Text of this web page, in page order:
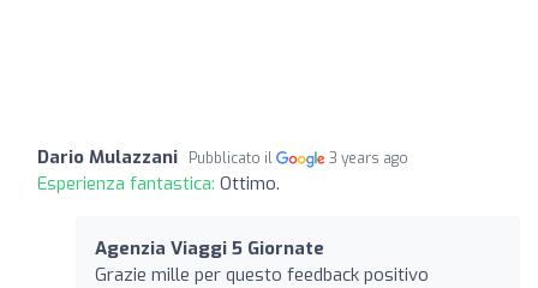
Dario Mulazzani Pubblicato il 3 years ago
Esperienza fantastica: Ottimo.
Agenzia Viaggi 5 Giornate
Grazie mille per questo feedback positivo